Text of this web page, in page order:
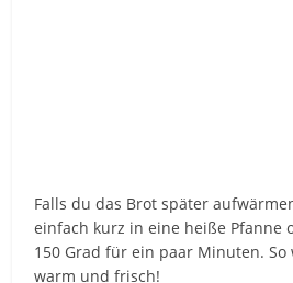
Falls du das Brot später
einfach kurz in eine heiße Pfanne
150 Grad für ein paar Minuten.
warm und frisch!